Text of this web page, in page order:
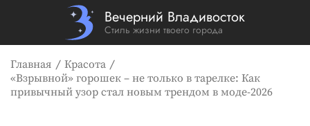
Вечерний Владивосток
Стиль жизни твоего города
Главная
Красота
«Взрывной» горошек – не только в тарелке: Как
привычный узор стал новым трендом в моде-2026